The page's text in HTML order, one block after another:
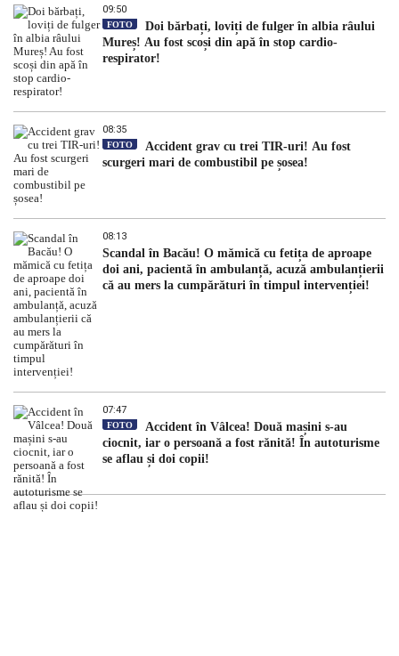
09:50
FOTO
Doi bărbați, loviți de fulger în albia râului
Mureș! Au fost scoși din apă în stop cardio-
respirator!
08:35
FOTO
Accident grav cu trei TIR-uri! Au fost
scurgeri mari de combustibil pe șosea!
08:13
Scandal în Bacău! O mămică cu fetița de aproape
doi ani, pacientă în ambulanță, acuză ambulanțierii
că au mers la cumpărături în timpul intervenției!
07:47
FOTO
Accident în Vâlcea! Două mașini s-au
ciocnit, iar o persoană a fost rănită! În autoturisme
se aflau și doi copii!